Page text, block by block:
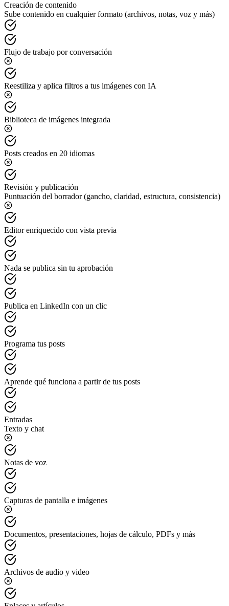
Creación de contenido
Sube contenido en cualquier formato (archivos, notas, voz y más)
Flujo de trabajo por conversación
Reestiliza y aplica filtros a tus imágenes con IA
Biblioteca de imágenes integrada
Posts creados en 20 idiomas
Revisión y publicación
Puntuación del borrador (gancho, claridad, estructura, consistencia)
Editor enriquecido con vista previa
Nada se publica sin tu aprobación
Publica en LinkedIn con un clic
Programa tus posts
Aprende qué funciona a partir de tus posts
Entradas
Texto y chat
Notas de voz
Capturas de pantalla e imágenes
Documentos, presentaciones, hojas de cálculo, PDFs y más
Archivos de audio y video